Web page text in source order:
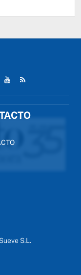
S.L.